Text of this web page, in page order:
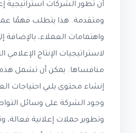
أن تطور الشركات استراتيجية
ومتقدمة. هذا يتطلب فهمًا
واهتمامات العملاء، بالإضافة
لاستراتيجيات الإنتاج الإعلامي
منافساها. يمكن أن تشمل هذه
إنشاء محتوى يلبي احتياجات
وجود الشركة على وسائل
وتطوير حملات إعلانية فعالة،